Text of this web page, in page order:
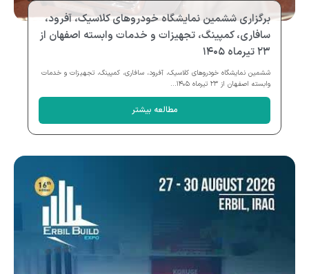
برگزاری ششمین نمایشگاه خودروهای کلاسیک، آفرود،
سافاری، کمپینگ، تجهیزات و خدمات وابسته اصفهان از
۲۳ تیرماه ۱۴۰۵
ششمین نمایشگاه خودروهای کلاسیک، آفرود، سافاری، کمپینگ، تجهیزات و خدمات
وابسته اصفهان از ۲۳ تیرماه ۱۴۰۵...
مطالعه بیشتر